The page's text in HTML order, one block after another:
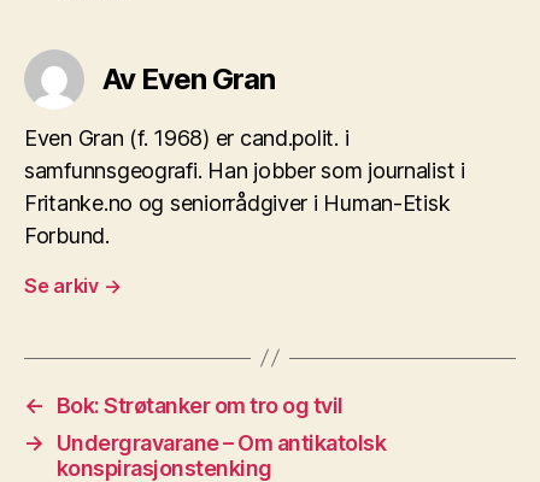
Av Even Gran
Even Gran (f. 1968) er cand.polit. i
samfunnsgeografi. Han jobber som journalist i
Fritanke.no og seniorrådgiver i Human-Etisk
Forbund.
Se arkiv →
←
Bok: Strøtanker om tro og tvil
→
Undergravarane – Om antikatolsk
konspirasjonstenking